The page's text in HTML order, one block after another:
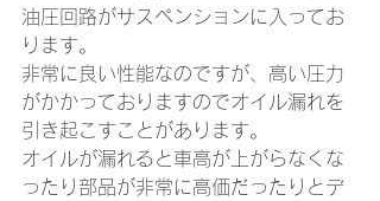
油圧回路がサスペンションに入ってお
ります。
非常に良い性能なのですが、高い圧力
がかかっておりますのでオイル漏れを
引き起こすことがあります。
オイルが漏れると車高が上がらなくな
ったり部品が非常に高価だったりとデ